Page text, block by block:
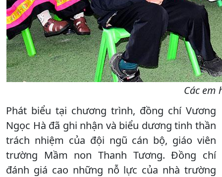
Các
Phát biểu tại chương trình, đồng chí Vương
Ngọc Hà đã ghi nhận và biểu dương tinh thần
trách nhiệm của đội ngũ cán bộ, giáo viên
trường Mầm non Thanh Tương. Đồng chí
đánh giá cao những nỗ lực của nhà trường